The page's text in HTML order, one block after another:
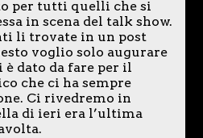
per tutti quelli che si
in scena del talk show.
li trovate in un post
voglio solo augurare
è dato da fare per il
che ci ha sempre
Ci rivedremo in
di ieri era l’ultima